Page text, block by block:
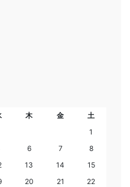
木 金
土
1
6 7
8
13 14
15
20 21
22